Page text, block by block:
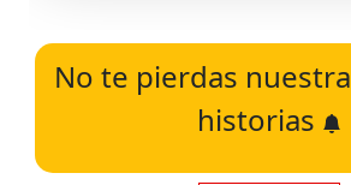
No te pierdas
historias